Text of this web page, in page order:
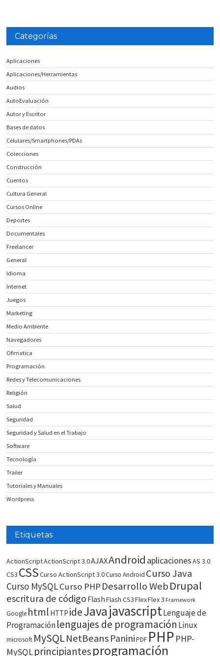
Categorías
Aplicaciones
Aplicaciones/Herramientas
Audios
AutoEvaluación
Autor y Escritor
Bases de datos
Celulares/Smartphones/PDAs
Colecciones
Construcción
Cuentos
Cultura General
Cursos Online
Deportes
Documentales
Freelancer
General
Idioma
Internet
Juegos
Marketing
Medio Ambiente
Navegadores
Ofimatica
Programación
Redes y Telecomunicaciones
Religión
Salud
Seguridad
Seguridad y Salud en el Trabajo
Software
Tecnología
Trailer
Tutoriales y Manuales
Wordpress
Etiquetas
ActionScriptActionScript 3.0AJAXAndroid aplicacionesAS 3.0
CS3 CSSCurso ActionScript 3.0Curso Android Curso Java
Curso MySQLCurso PHP Desarrollo WebDrupal
escritura de código FlashFlash CS3FlexFlex 3 Framework
Google html HTTP ideJavajavascriptLenguaje de
Programaciónlenguajes de programación Linux
microsoft MySQLNetBeans Panini PDF PHP PHP-
MySQLprincipiantesprogramación